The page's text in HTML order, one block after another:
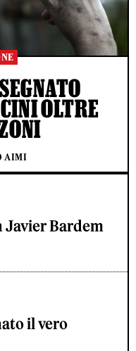
Bardem
il vero
OLTRE
AIMI